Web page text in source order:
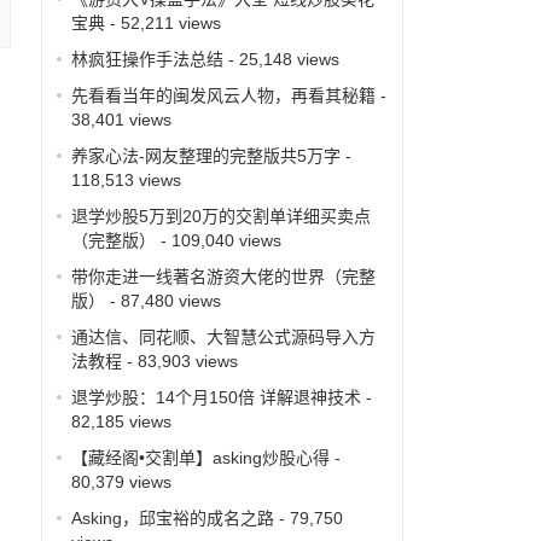
宝典- 52,211 views
林疯狂操作手法总结- 25,148 views
先看看当年的闽发风云人物，再看其秘籍-
38,401 views
养家心法-网友整理的完整版共5万字 -
118,513 views
退学炒股5万到20万的交割单详细买卖点
（完整版）
- 109,040 views
带你走进一线著名游资大佬的世界（完整
版）
- 87,480 views
通达信、同花顺、大智慧公式源码导入方
法教程- 83,903 views
退学炒股：14个月150倍 详解退神技术 -
82,185 views
【藏经阁•交割单】asking炒股心得-
80,379 views
Asking，邱宝裕的成名之路- 79,750